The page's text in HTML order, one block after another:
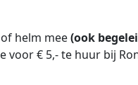
helm mee(ook
€ 5,- te huur bij